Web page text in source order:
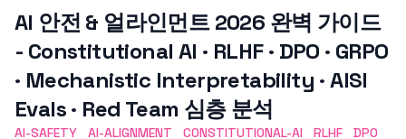
AI 안전 & 얼라인먼트 2026 완벽 가이드
- Constitutional AI · RLHF · DPO · GRPO
· Mechanistic Interpretability · AISI
Evals · Red Team 심층 분석
AI-SAFETY AI-ALIGNMENT CONSTITUTIONAL-AI RLHF
DPO